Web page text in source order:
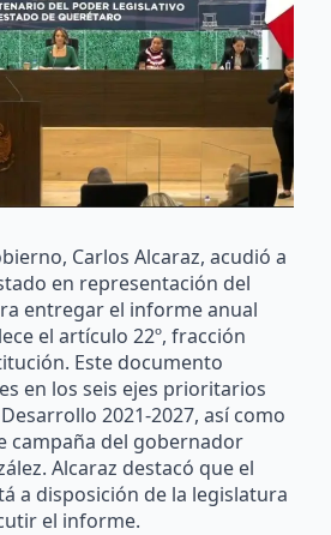
Carlos Alcaraz, acudió a
en representación del
entregar el informe anual
el artículo 22º, fracción
Este documento
en los seis ejes prioritarios
2021-2027, así como
campaña del gobernador
Alcaraz destacó que el
a disposición de la legislatura
el informe.